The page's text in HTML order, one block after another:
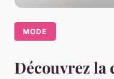
MODE
Découvrez la